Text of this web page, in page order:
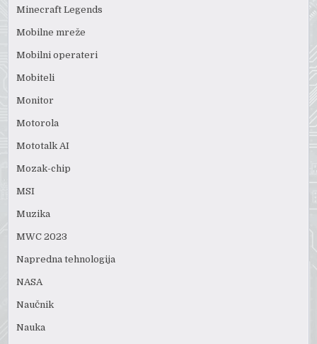
Minecraft Legends
Mobilne mreže
Mobilni operateri
Mobiteli
Monitor
Motorola
Mototalk AI
Mozak-chip
MSI
Muzika
MWC 2023
Napredna tehnologija
NASA
Naučnik
Nauka